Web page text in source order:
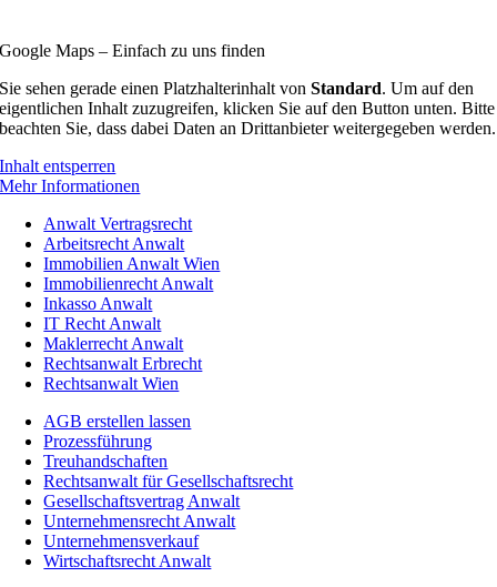
Google Maps – Einfach zu uns finden
Sie sehen gerade einen Platzhalterinhalt vonStandard. Um auf den
eigentlichen Inhalt zuzugreifen, klicken Sie auf den Button unten. Bitte
beachten Sie, dass dabei Daten an Drittanbieter weitergegeben werden.
Inhalt entsperren
Mehr Informationen
Anwalt Vertragsrecht
Arbeitsrecht Anwalt
Immobilien Anwalt Wien
Immobilienrecht Anwalt
Inkasso Anwalt
IT Recht Anwalt
Maklerrecht Anwalt
Rechtsanwalt Erbrecht
Rechtsanwalt Wien
AGB erstellen lassen
Prozessführung
Treuhandschaften
Rechtsanwalt für Gesellschaftsrecht
Gesellschaftsvertrag Anwalt
Unternehmensrecht Anwalt
Unternehmensverkauf
Wirtschaftsrecht Anwalt